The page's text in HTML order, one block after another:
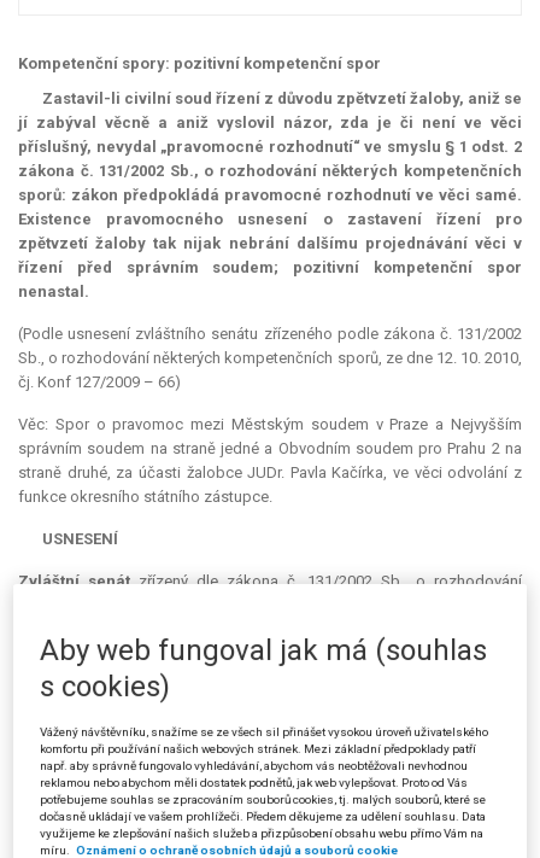
Kompetenční spory: pozitivní kompetenční spor
Zastavil-li civilní soud řízení z důvodu zpětvzetí žaloby, aniž se
jí zabýval věcně a aniž vyslovil názor, zda je či není ve věci
příslušný, nevydal „pravomocné rozhodnutí“ ve smyslu § 1 odst. 2
zákona č. 131/2002 Sb., o rozhodování některých kompetenčních
sporů: zákon předpokládá pravomocné rozhodnutí ve věci samé.
Existence pravomocného usnesení o zastavení řízení pro
zpětvzetí žaloby tak nijak nebrání dalšímu projednávání věci v
řízení před správním soudem; pozitivní kompetenční spor
nenastal.
(Podle usnesení zvláštního senátu zřízeného podle zákona č. 131/2002
Sb., o rozhodování některých kompetenčních sporů, ze dne 12. 10. 2010,
čj. Konf 127/2009 – 66)
Věc: Spor o pravomoc mezi Městským soudem v Praze a Nejvyšším
správním soudem na straně jedné a Obvodním soudem pro Prahu 2 na
straně druhé, za účasti žalobce JUDr. Pavla Kačírka, ve věci odvolání z
funkce okresního státního zástupce.
USNESENÍ
Zvláštní senát zřízený dle zákona č. 131/2002 Sb., o rozhodování
JUDr. Milady Tomkové a JUDr. Marie Žiškové, rozhodl o návrhu
ministryně spravedlnosti
sporu meziMěstským soudem v Praze
soudem na straně jedné aObvodním soudem pro Prahu 2na straně
druhé, a dalších účastníků sporu vedeného u Městského soudu v Praze
pod sp. zn. 5 Ca 208/2007, o žalobě proti rozhodnutí ministra
spravedlnosti, a dále sporu vedeného u Obvodního soudu pro Prahu 2
pod sp. zn. 17 C 182/2008, o zrušení rozhodnutí ministra spravedlnosti
ze dne 11. 5. 2007 o odvolání z funkce státního zástupce, žalobce:
Aby web fungoval jak má (souhlas
s cookies)
Vážený návštěvníku, snažíme se ze všech sil přinášet vysokou úroveň uživatelského
komfortu při používání našich webových stránek. Mezi základní předpoklady patří
např. aby správně fungovalo vyhledávání, abychom vás neobtěžovali nevhodnou
reklamou nebo abychom měli dostatek podnětů, jak web vylepšovat. Proto od Vás
potřebujeme souhlas se zpracováním souborů cookies, tj. malých souborů, které se
dočasně ukládají ve vašem prohlížeči. Předem děkujeme za udělení souhlasu. Data
využijeme ke zlepšování našich služeb a přizpůsobení obsahu webu přímo Vám na
míru.
Oznámení o ochraně osobních údajů a souborů cookie